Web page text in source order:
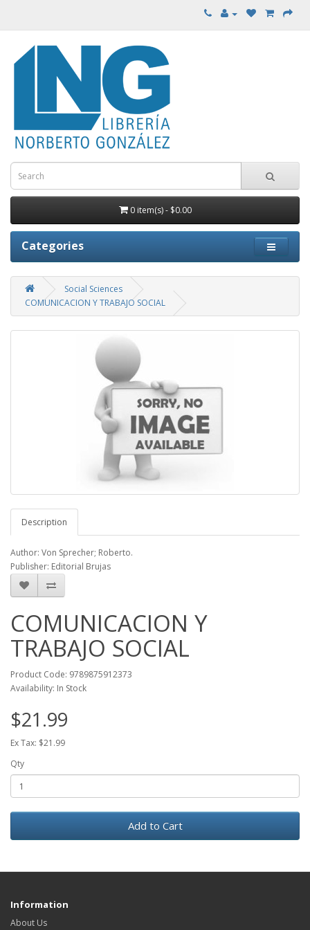
0 item(s) - $0.00
Categories
Social Sciences
COMUNICACION Y TRABAJO SOCIAL
Description
Author: Von Sprecher; Roberto.
Publisher: Editorial Brujas
COMUNICACION Y
TRABAJO SOCIAL
Product Code: 9789875912373
Availability: In Stock
$21.99
Ex Tax: $21.99
Qty
Add to Cart
Information
About Us